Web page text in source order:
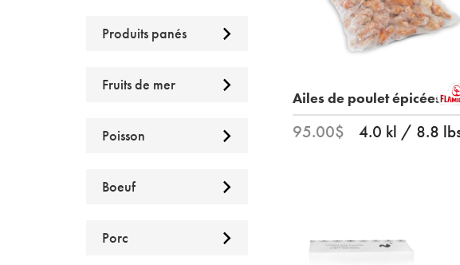
Produits panés
Fruits de mer
Poisson
Boeuf
Porc
Ailes de poulet épicées
95.00$ 4.0 kl / 8.8